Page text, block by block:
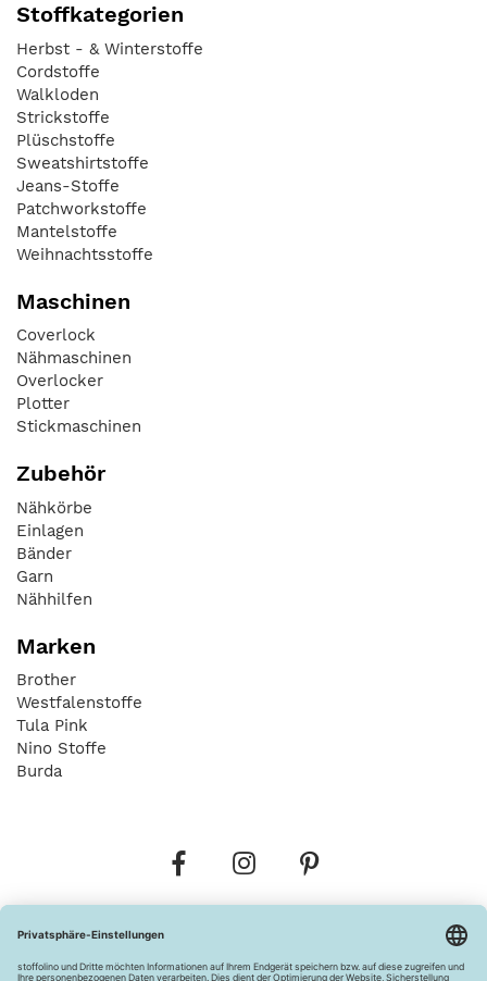
Stoffkategorien
Herbst - & Winterstoffe
Cordstoffe
Walkloden
Strickstoffe
Plüschstoffe
Sweatshirtstoffe
Jeans-Stoffe
Patchworkstoffe
Mantelstoffe
Weihnachtsstoffe
Maschinen
Coverlock
Nähmaschinen
Overlocker
Plotter
Stickmaschinen
Zubehör
Nähkörbe
Einlagen
Bänder
Garn
Nähhilfen
Marken
Brother
Westfalenstoffe
Tula Pink
Nino Stoffe
Burda